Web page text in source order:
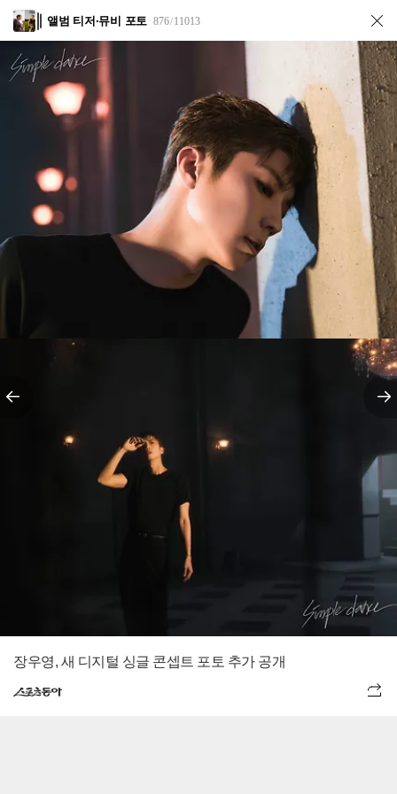
앨범 티저·뮤비 포토 876/11013
장우영, 새 디지털 싱글 콘셉트 포토 추가 공개